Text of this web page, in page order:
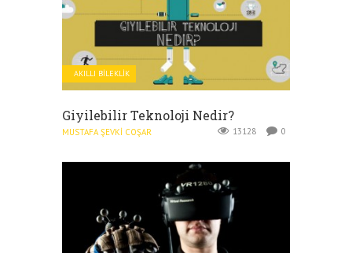
AKILLI BILEKLIK
Giyilebilir Teknoloji Nedir?
MUSTAFA ŞEVKI COŞAR 13128 0